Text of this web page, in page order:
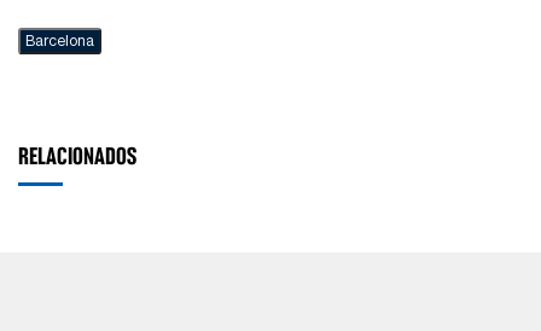
Barcelona
RELACIONADOS